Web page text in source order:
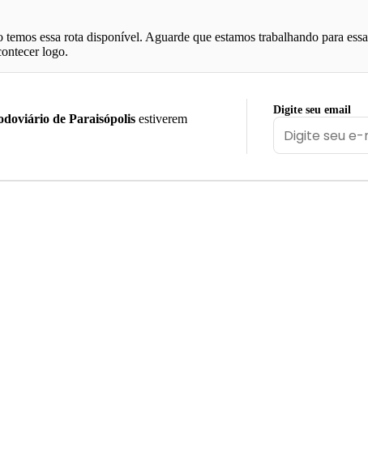
temos essa rota disponível. Aguarde que estamos trabalhando para essa
logo.
de Paraisópolis estiverem
Digite seu email